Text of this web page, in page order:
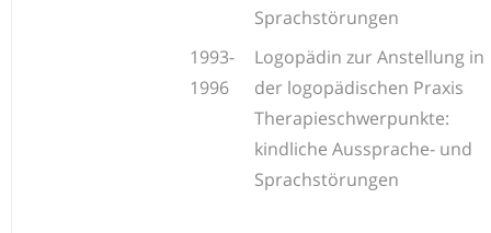
Sprachstörungen
1993-
1996
Logopädin zur Anstellung in
der logopädischen Praxis
Therapieschwerpunkte:
kindliche Aussprache- und
Sprachstörungen